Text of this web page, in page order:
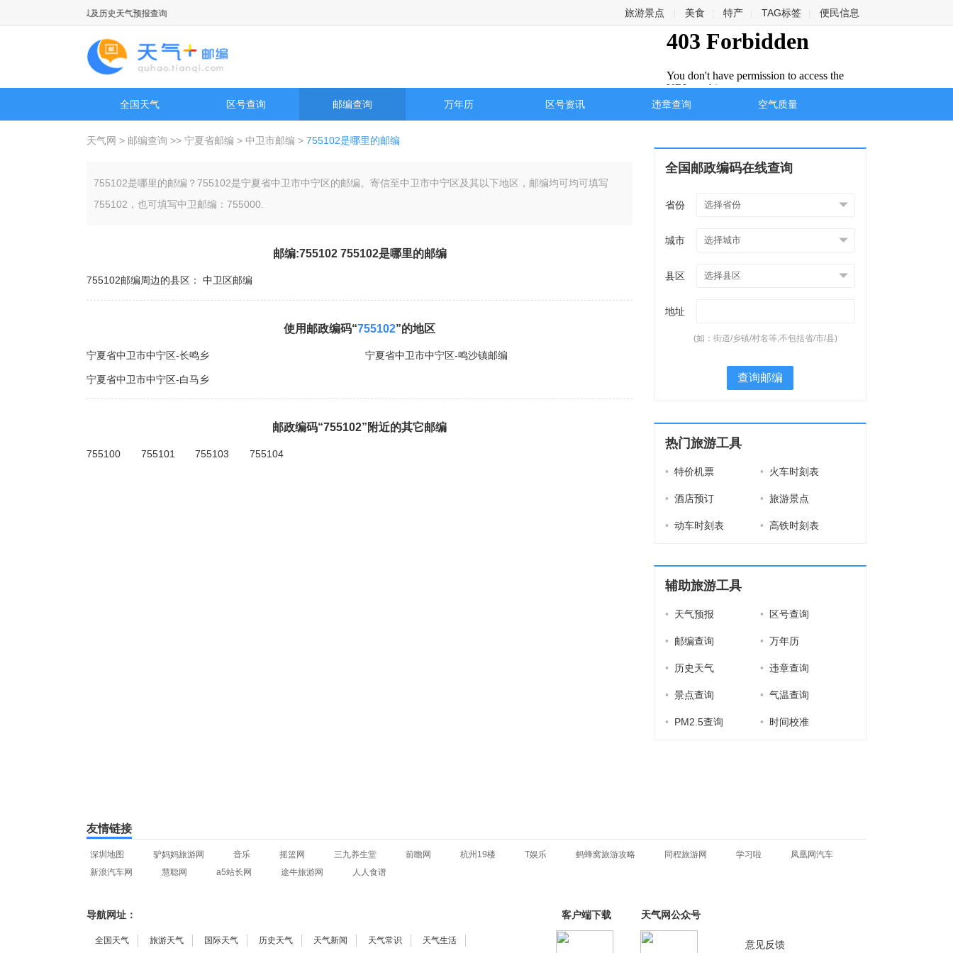
际城市天气预报以及历史天气预报查询 旅游景点 美食 特产 TAG标签 便民信息
全国天气 区号查询 邮编查询 万年历 区号资讯 违章查询 空气质量
天气网 > 邮编查询 >> 宁夏省邮编 > 中卫市邮编 > 755102是哪里的邮编
755102是哪里的邮编？755102是宁夏省中卫市中宁区的邮编。寄信至中卫市中宁区及其以下地区，邮编均可均可填写
755102，也可填写中卫邮编：755000.
邮编:755102 755102是哪里的邮编
755102邮编周边的县区： 中卫区邮编
使用邮政编码“755102”的地区
宁夏省中卫市中宁区-长鸣乡 宁夏省中卫市中宁区-鸣沙镇邮编
宁夏省中卫市中宁区-白马乡
邮政编码“755102”附近的其它邮编
755100 755101 755103 755104
全国邮政编码在线查询
省份
城市
县区
地址
(如：街道/乡镇/村名等,不包括省/市/县)
查询邮编
热门旅游工具
• 特价机票 • 火车时刻表
• 酒店预订 • 旅游景点
• 动车时刻表 • 高铁时刻表
辅助旅游工具
• 天气预报 • 区号查询
• 邮编查询 • 万年历
• 历史天气 • 违章查询
• 景点查询 • 气温查询
• PM2.5查询 • 时间校准
友情链接
深圳地图 驴妈妈旅游网 音乐 摇篮网 三九养生堂 前瞻网 杭州19楼 T娱乐 蚂蜂窝旅游攻略 同程旅游网 学习啦
凤凰网汽车
新浪汽车网
慧聪网 a5站长网 途牛旅游网 人人食谱
导航网址：
全国天气 旅游天气 国际天气 历史天气 天气新闻 天气常识 天气生活
客户端下载 天气网公众号
意见反馈